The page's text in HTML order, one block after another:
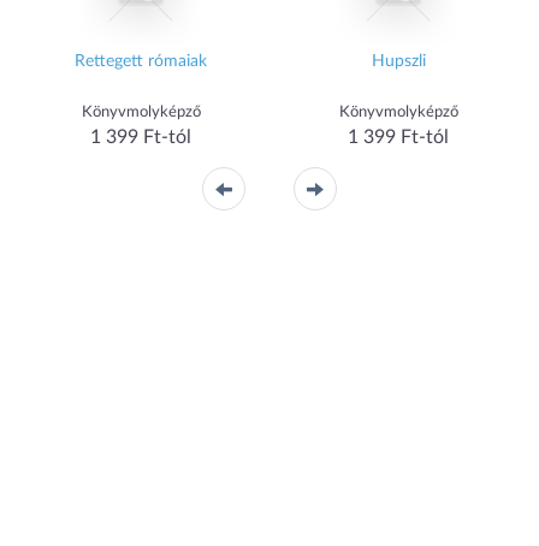
Rettegett rómaiak
Könyvmolyképző
1 399 Ft-tól
Hupszli
Könyvmolyképző
1 399 Ft-tól